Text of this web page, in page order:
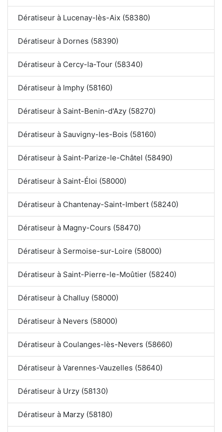
Dératiseur à Lucenay-lès-Aix (58380)
Dératiseur à Dornes (58390)
Dératiseur à Cercy-la-Tour (58340)
Dératiseur à Imphy (58160)
Dératiseur à Saint-Benin-d'Azy (58270)
Dératiseur à Sauvigny-les-Bois (58160)
Dératiseur à Saint-Parize-le-Châtel (58490)
Dératiseur à Saint-Éloi (58000)
Dératiseur à Chantenay-Saint-Imbert (58240)
Dératiseur à Magny-Cours (58470)
Dératiseur à Sermoise-sur-Loire (58000)
Dératiseur à Saint-Pierre-le-Moûtier (58240)
Dératiseur à Challuy (58000)
Dératiseur à Nevers (58000)
Dératiseur à Coulanges-lès-Nevers (58660)
Dératiseur à Varennes-Vauzelles (58640)
Dératiseur à Urzy (58130)
Dératiseur à Marzy (58180)